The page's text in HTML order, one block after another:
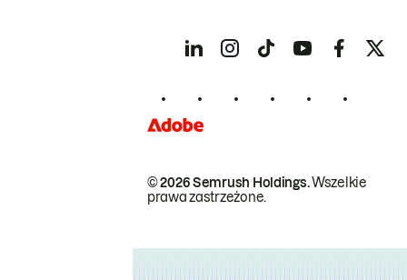
© 2026 Semrush Holdings.Wszelkie
prawa zastrzeżone.